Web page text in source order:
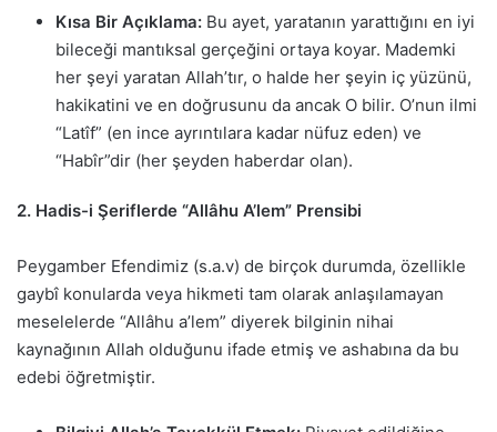
Kısa Bir Açıklama: Bu ayet, yaratanın yarattığını en iyi
bileceği mantıksal gerçeğini ortaya koyar. Mademki
her şeyi yaratan Allah’tır, o halde her şeyin iç yüzünü,
hakikatini ve en doğrusunu da ancak O bilir. O’nun ilmi
“Latîf” (en ince ayrıntılara kadar nüfuz eden) ve
“Habîr”dir (her şeyden haberdar olan).
2. Hadis-i Şeriflerde “Allâhu A’lem” Prensibi
Peygamber Efendimiz (s.a.v) de birçok durumda, özellikle
gaybî konularda veya hikmeti tam olarak anlaşılamayan
meselelerde “Allâhu a’lem” diyerek bilginin nihai
kaynağının Allah olduğunu ifade etmiş ve ashabına da bu
edebi öğretmiştir.